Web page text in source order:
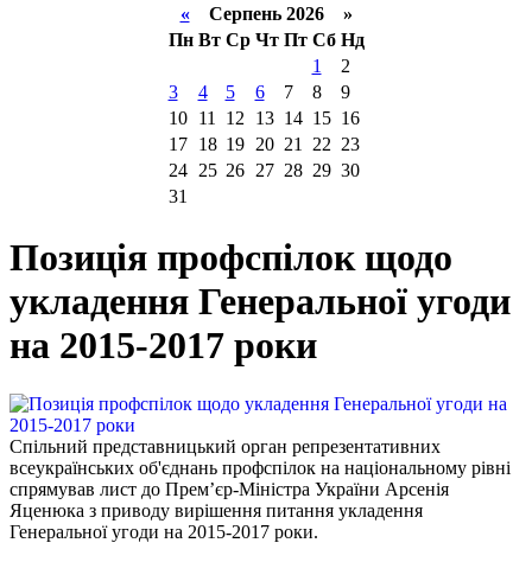
«Серпень 2026 »
Пн Вт Ср Чт Пт Сб Нд
1
2
3
4 5 6 7 8
9
10
11 12 13 14 15 16
17
18 19 20 21 22 23
24
25 26 27 28 29 30
31
Позиція профспілок щодо
укладення Генеральної угоди
на 2015-2017 роки
Спільний представницький орган репрезентативних
всеукраїнських об'єднань профспілок на національному рівні
спрямував лист до Прем’єр-Міністра України Арсенія
Яценюка з приводу вирішення питання укладення
Генеральної угоди на 2015-2017 роки.